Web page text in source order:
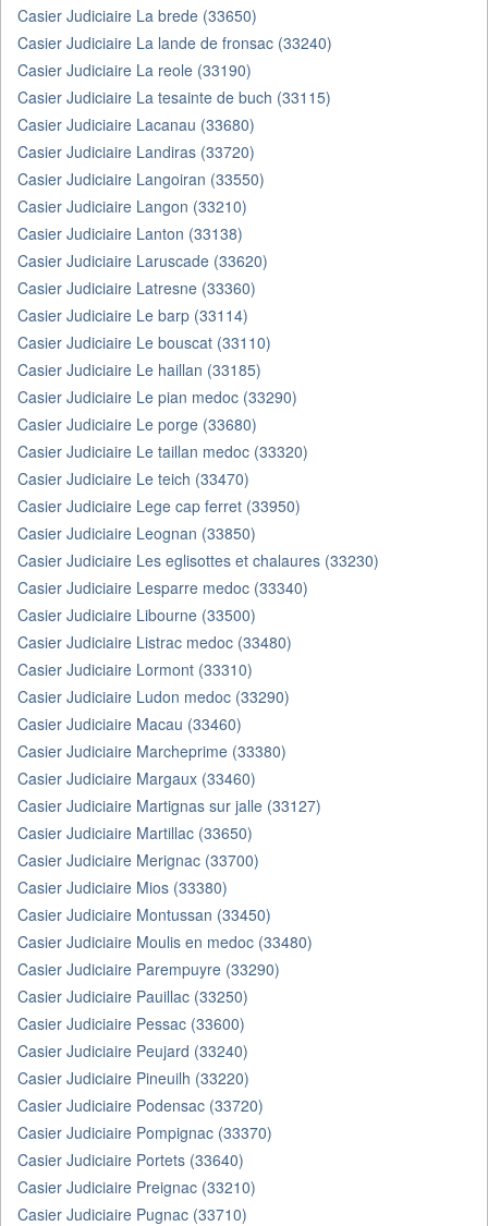
Casier Judiciaire La brede (33650)
Casier Judiciaire La lande de fronsac (33240)
Casier Judiciaire La reole (33190)
Casier Judiciaire La tesainte de buch (33115)
Casier Judiciaire Lacanau (33680)
Casier Judiciaire Landiras (33720)
Casier Judiciaire Langoiran (33550)
Casier Judiciaire Langon (33210)
Casier Judiciaire Lanton (33138)
Casier Judiciaire Laruscade (33620)
Casier Judiciaire Latresne (33360)
Casier Judiciaire Le barp (33114)
Casier Judiciaire Le bouscat (33110)
Casier Judiciaire Le haillan (33185)
Casier Judiciaire Le pian medoc (33290)
Casier Judiciaire Le porge (33680)
Casier Judiciaire Le taillan medoc (33320)
Casier Judiciaire Le teich (33470)
Casier Judiciaire Lege cap ferret (33950)
Casier Judiciaire Leognan (33850)
Casier Judiciaire Les eglisottes et chalaures (33230)
Casier Judiciaire Lesparre medoc (33340)
Casier Judiciaire Libourne (33500)
Casier Judiciaire Listrac medoc (33480)
Casier Judiciaire Lormont (33310)
Casier Judiciaire Ludon medoc (33290)
Casier Judiciaire Macau (33460)
Casier Judiciaire Marcheprime (33380)
Casier Judiciaire Margaux (33460)
Casier Judiciaire Martignas sur jalle (33127)
Casier Judiciaire Martillac (33650)
Casier Judiciaire Merignac (33700)
Casier Judiciaire Mios (33380)
Casier Judiciaire Montussan (33450)
Casier Judiciaire Moulis en medoc (33480)
Casier Judiciaire Parempuyre (33290)
Casier Judiciaire Pauillac (33250)
Casier Judiciaire Pessac (33600)
Casier Judiciaire Peujard (33240)
Casier Judiciaire Pineuilh (33220)
Casier Judiciaire Podensac (33720)
Casier Judiciaire Pompignac (33370)
Casier Judiciaire Portets (33640)
Casier Judiciaire Preignac (33210)
Casier Judiciaire Pugnac (33710)